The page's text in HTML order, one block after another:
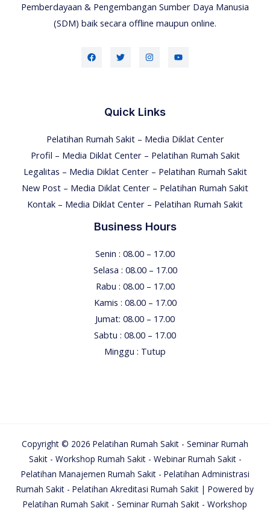
Pemberdayaan & Pengembangan Sumber Daya Manusia
(SDM) baik secara offline maupun online.
Quick Links
Pelatihan Rumah Sakit – Media Diklat Center
Profil – Media Diklat Center – Pelatihan Rumah Sakit
Legalitas – Media Diklat Center – Pelatihan Rumah Sakit
New Post – Media Diklat Center – Pelatihan Rumah Sakit
Kontak – Media Diklat Center – Pelatihan Rumah Sakit
Business Hours
Senin : 08.00 – 17.00
Selasa : 08.00 – 17.00
Rabu : 08.00 – 17.00
Kamis : 08.00 – 17.00
Jumat: 08.00 – 17.00
Sabtu : 08.00 – 17.00
Minggu : Tutup
Copyright © 2026 Pelatihan Rumah Sakit - Seminar Rumah
Sakit - Workshop Rumah Sakit - Webinar Rumah Sakit -
Pelatihan Manajemen Rumah Sakit - Pelatihan Administrasi
Rumah Sakit - Pelatihan Akreditasi Rumah Sakit | Powered by
Pelatihan Rumah Sakit - Seminar Rumah Sakit - Workshop